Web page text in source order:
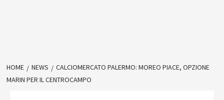
HOME NEWS
CALCIOMERCATO PALERMO: MOREO PIACE, OPZIONE
MARIN PER IL CENTROCAMPO